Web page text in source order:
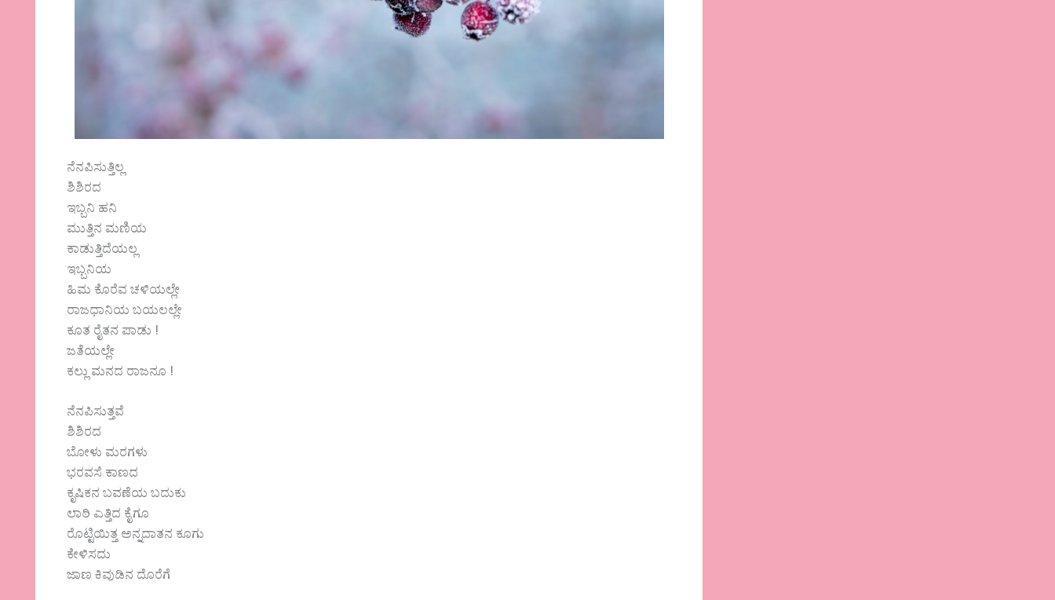
ನೆನಪಿಸುತ್ತಿಲ್ಲ
ಶಿಶಿರದ
ಇಬ್ಬನಿ ಹನಿ
ಮುತ್ತಿನ ಮಣಿಯ
ಕಾಡುತ್ತಿದೆಯಲ್ಲ
ಇಬ್ಬನಿಯ
ಹಿಮ ಕೊರೆವ ಚಳಿಯಲ್ಲೇ
ರಾಜಧಾನಿಯ ಬಯಲಲ್ಲೇ
ಕೂತ ರೈತನ ಪಾಡು !
ಜತೆಯಲ್ಲೇ
ಕಲ್ಲು ಮನದ ರಾಜನೂ !
ನೆನಪಿಸುತ್ತವೆ
ಶಿಶಿರದ
ಬೋಳು ಮರಗಳು
ಭರವಸೆ ಕಾಣದ
ಕೃಷಿಕನ ಬವಣೆಯ ಬದುಕು
ಲಾಠಿ ಎತ್ತಿದ ಕೈಗೂ
ರೊಟ್ಟಿಯಿತ್ತ ಅನ್ನದಾತನ ಕೂಗು
ಕೇಳಿಸದು
ಜಾಣ ಕಿವುಡಿನ ದೊರೆಗೆ